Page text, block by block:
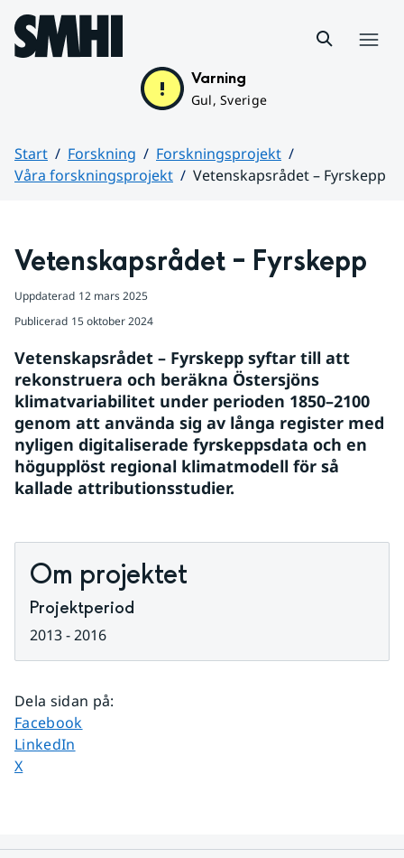
Hoppa till sidans innehåll
Varning
Gul, Sverige
Start Forskning
Forskningsprojekt
Våra forskningsprojekt
Vetenskapsrådet – Fyrskepp
Vetenskapsrådet – Fyrskepp
Uppdaterad 12 mars 2025
Publicerad 15 oktober 2024
Vetenskapsrådet – Fyrskepp syftar till att
rekonstruera och beräkna Östersjöns
klimatvariabilitet under perioden 1850–2100
genom att använda sig av långa register med
nyligen digitaliserade fyrskeppsdata och en
högupplöst regional klimatmodell för så
kallade attributionsstudier.
Om projektet
Projektperiod
2013 - 2016
Dela sidan på:
Dela sidan på
Facebook
Dela sidan på
LinkedIn
Dela sidan på
X